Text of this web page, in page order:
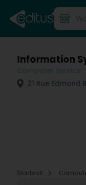
Information
21 Rue Edmond
Startsäit